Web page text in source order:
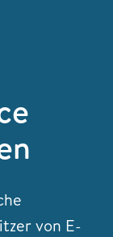
von E-